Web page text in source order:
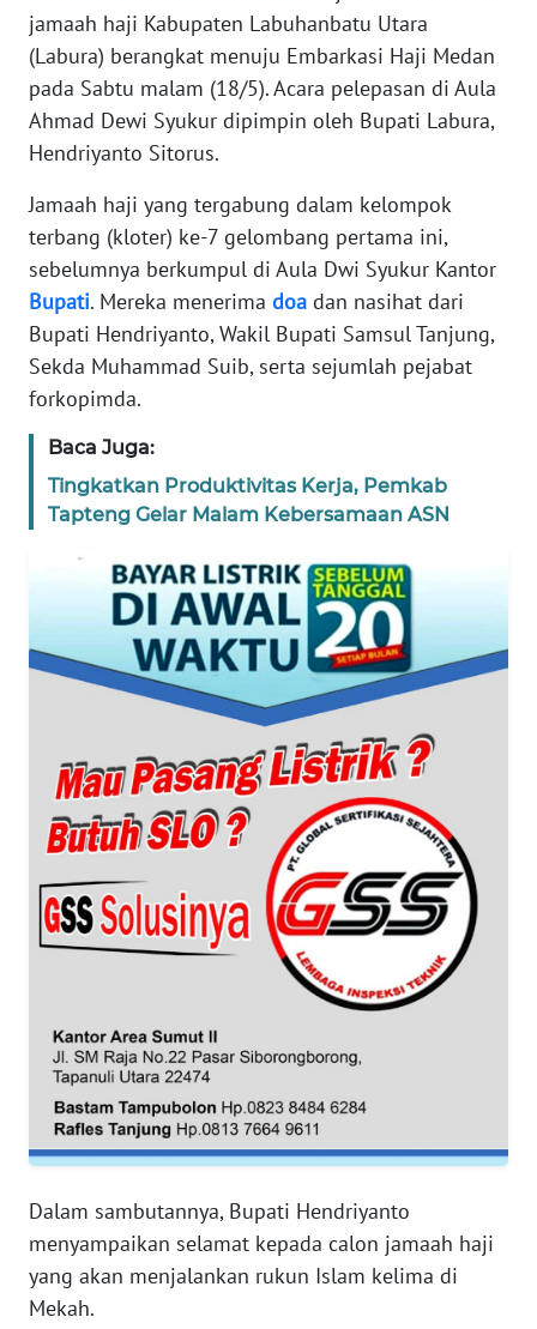
jamaah haji Kabupaten Labuhanbatu Utara
(Labura) berangkat menuju Embarkasi Haji Medan
pada Sabtu malam (18/5). Acara pelepasan di Aula
Ahmad Dewi Syukur dipimpin oleh Bupati Labura,
Hendriyanto Sitorus.
Jamaah haji yang tergabung dalam kelompok
terbang (kloter) ke-7 gelombang pertama ini,
sebelumnya berkumpul di Aula Dwi Syukur Kantor
Bupati. Mereka menerima doa dan nasihat dari
Bupati Hendriyanto, Wakil Bupati Samsul Tanjung,
Sekda Muhammad Suib, serta sejumlah pejabat
forkopimda.
Baca Juga:
Tingkatkan Produktivitas Kerja, Pemkab
Tapteng Gelar Malam Kebersamaan ASN
Dalam sambutannya, Bupati Hendriyanto
menyampaikan selamat kepada calon jamaah haji
yang akan menjalankan rukun Islam kelima di
Mekah.
SIBER
REDAKSI
KARIR
DISCLAIMER
Wahana
News
Regional
WN
SUMUT
JAKARTA
WN
BANTEN
NTT
WN
KEPRI
WN
PAPUA
PAPUA
BARAT
WN
RIAU
WN
WN
JAMBI